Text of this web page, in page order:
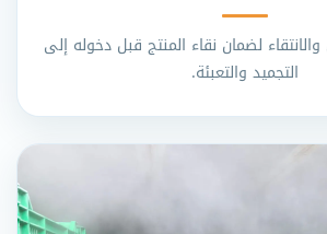
لضمان نقاء المنتج قبل دخوله إلى
التجميد والتعبئة.